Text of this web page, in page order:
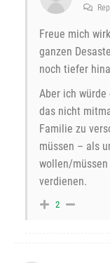
Freue mich
ganzen
noch tiefer
Aber ich
das nicht
Familie zu
müssen – als
wollen/müssen
verdienen.
2